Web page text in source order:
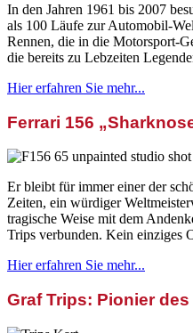
In den Jahren 1961 bis 2007
als 100 Läufe zur Automobil-
Rennen, die in die Motorsport-
die bereits zu Lebzeiten
Hier erfahren Sie mehr...
Ferrari 156
Er bleibt für immer einer der
Zeiten, ein würdiger
tragische Weise mit dem
Trips verbunden. Kein einziges
Hier erfahren Sie mehr...
Graf Trips: Pionier